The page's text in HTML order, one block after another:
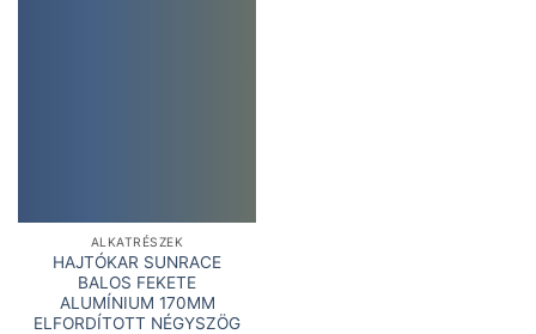
ALKATRÉSZEK
HAJTÓKAR SUNRACE
BALOS FEKETE
ALUMÍNIUM 170MM
ELFORDÍTOTT NÉGYSZÖG